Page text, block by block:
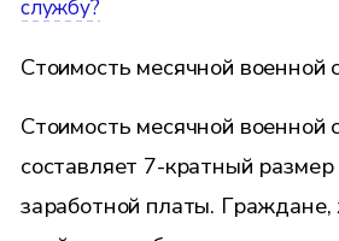
службу?
Стоимость месячной военной
Стоимость месячной военной
составляет 7-кратный
заработной платы.